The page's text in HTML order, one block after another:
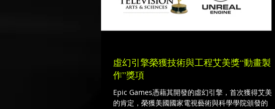
虛幻引擎榮獲技術與工程艾美獎“動畫製
作”獎項
Epic Games憑藉其開發的虛幻引擎，首次獲得艾美獎
的肯定，榮獲美國國家電視藝術與科學學院頒發的